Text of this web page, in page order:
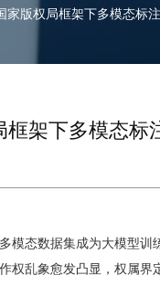
版权局框架下多模态标
架下多模态标
模态数据集成为大模型
权乱象愈发凸显，权属